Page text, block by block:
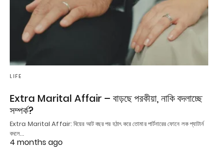
LIFE
Extra Marital Affair – বাড়ছে পরকীয়া, নাকি বদলাচ্ছে
সম্পর্ক?
Extra Marital Affair: বিয়ের আট বছর পর হঠাৎ করে তোমার পার্টনারের ফোনে লক প্যাটার্ন
বদলে…
4 months ago